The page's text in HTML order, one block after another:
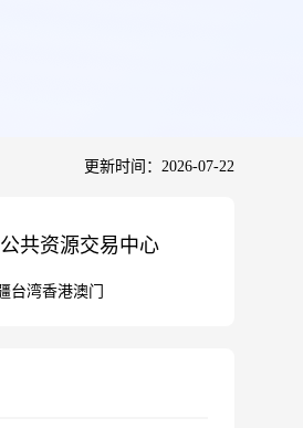
更新时间：2026-07-22
公共资源交易中心
台湾香港澳门